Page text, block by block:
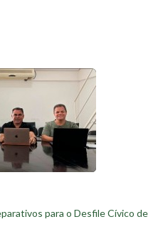
para o Desfile Cívico de